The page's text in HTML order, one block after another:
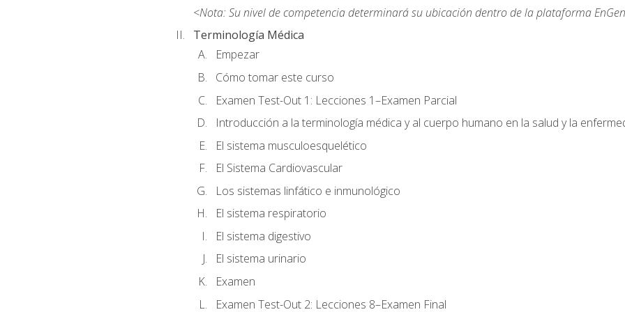
<Nota: Su nivel de competencia determinará su ubicación dentro de la plataforma
Terminología Médica
Empezar
Cómo tomar este curso
Examen Test-Out 1: Lecciones 1–Examen Parcial
Introducción a la terminología médica y al cuerpo humano en la salud y la
El sistema musculoesquelético
El Sistema Cardiovascular
Los sistemas linfático e inmunológico
El sistema respiratorio
El sistema digestivo
El sistema urinario
Examen
Examen Test-Out 2: Lecciones 8–Examen Final